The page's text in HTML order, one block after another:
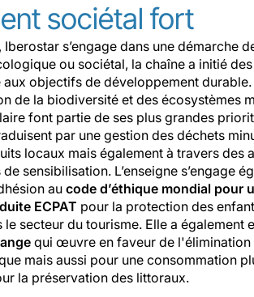
sociétal fort
s’engage dans une démarche
ou sociétal, la chaîne a initié
objectifs de développement
de la biodiversité et des écosystèmes
font partie de ses plus grandes
par une gestion des déchets
locaux mais également à travers des
sensibilisation. L’enseigne s’engage
au code d’éthique mondial pour
ECPAT pour la protection des
le secteur du tourisme. Elle a également
qui œuvre en faveur de
mais aussi pour une consommation
la préservation des littoraux.